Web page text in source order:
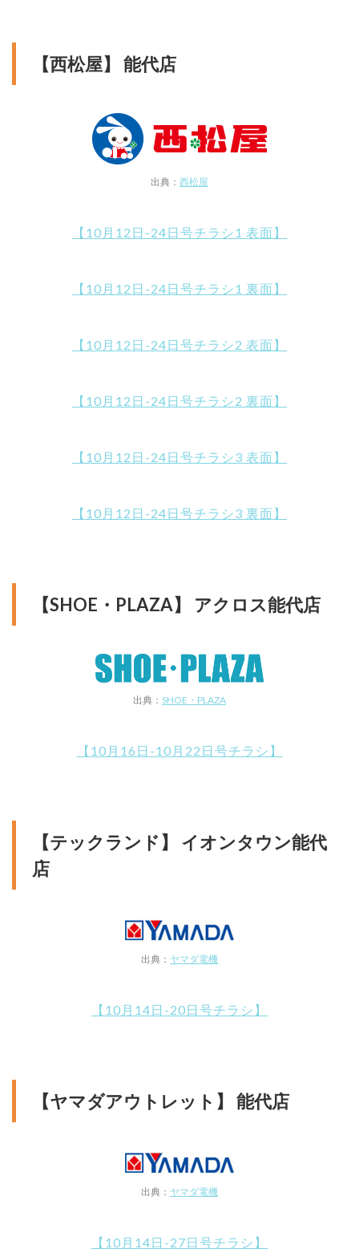
【西松屋】 能代店
出典： 西松屋
【10月12日-24日号チラシ1 表面】
【10月12日-24日号チラシ1 裏面】
【10月12日-24日号チラシ2 表面】
【10月12日-24日号チラシ2 裏面】
【10月12日-24日号チラシ3 表面】
【10月12日-24日号チラシ3 裏面】
【SHOE・PLAZA】 アクロス能代店
出典： SHOE・PLAZA
【10月16日-10月22日号チラシ】
【テックランド】 イオンタウン能代
店
出典： ヤマダ電機
【10月14日-20日号チラシ】
【ヤマダアウトレット】 能代店
出典： ヤマダ電機
【10月14日-27日号チラシ】